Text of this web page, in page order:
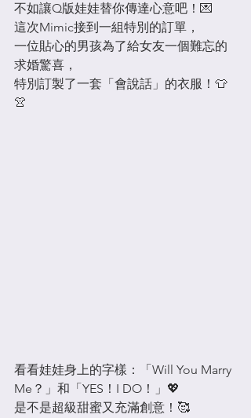
不如讓Q版娃娃替你傳達心意吧！💌
這次Mimic接到一組特別的訂單，
一位貼心的男孩為了給女友一個難忘的
求婚驚喜，
特別訂製了一套「會說話」的衣服！👕
👚
看看娃娃身上的字樣：「Will You Marry
Me？」和「YES！I DO！」💖
是不是超級甜蜜又充滿創意！🥰